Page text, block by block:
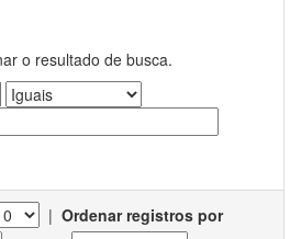
o resultado de busca.
| Ordenar registros por